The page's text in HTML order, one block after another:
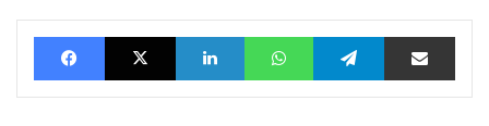
FacebookX LinkedInWhatsAppTelegramTeilen via E-Mail